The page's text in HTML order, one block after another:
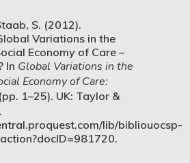
S. (2012).
Variations in the
Economy of Care –
In Global Variations in the
Economy of Care:
(pp. 1–25). UK: Taylor &
lib/bibliouocsp-